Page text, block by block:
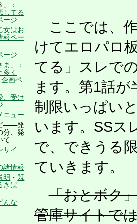
：
してる
ージ
女はお
報ペー
ージ
」：
多く
画ペ
、受け
ニュー
――発
分、発
て
サイ
諸情報
明 ・ 既
きば
んな
ここでは、
けてエロパロ
てる」スレで
ます。第1話
制限いっぱい
います。SSス
で、できうる
ていきます。
「おとボク
管庫サイトで